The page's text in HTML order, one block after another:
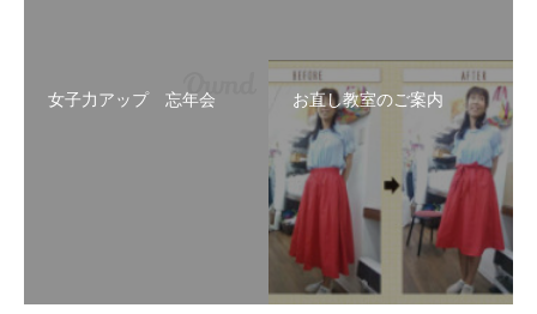
女子力アップ 忘年会 お直し教室のご案内